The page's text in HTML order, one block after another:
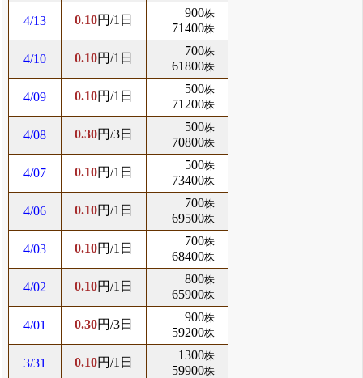
4/13 0.10円/1日
900株
71400株
4/10 0.10円/1日
700株
61800株
4/09 0.10円/1日
500株
71200株
4/08 0.30円/3日
500株
70800株
4/07 0.10円/1日
500株
73400株
4/06 0.10円/1日
700株
69500株
4/03 0.10円/1日
700株
68400株
4/02 0.10円/1日
800株
65900株
4/01 0.30円/3日
900株
59200株
3/31 0.10円/1日
1300株
59900株